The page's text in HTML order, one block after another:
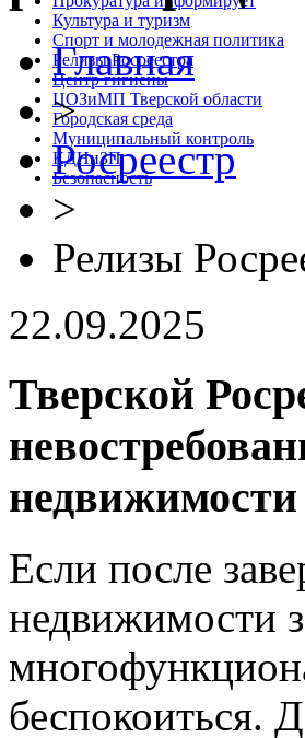
Культура и туризм
Спорт и молодежная политика
Релизы Росреестра
Центр гигиены
ЦОЗиМП Тверской области
Городская среда
Муниципальный контроль
КДНиЗП
Безопасность
Главная
>
Росреестр
>
Релизы
22.09.2025
Тверской
недвижимости
Если после
недвижимости
беспокоиться.